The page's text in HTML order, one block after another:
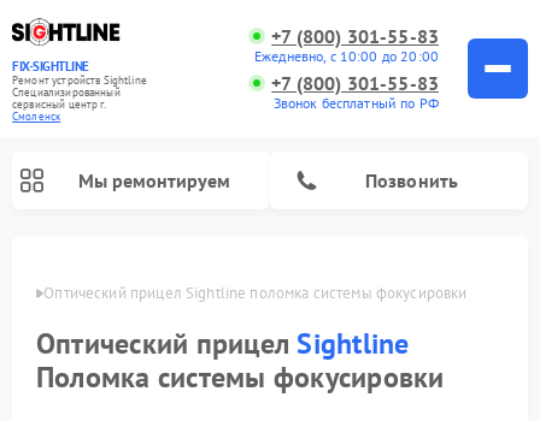
FIX-SIGHTLINE
Ремонт устройств Sightline
Специализированный
cервисный центр г.
Смоленск
+7 (800) 301-55-83
Ежедневно, с 10:00 до 20:00
+7 (800) 301-55-83
Звонок бесплатный по РФ
Мы ремонтируем Позвонить
Оптический прицел Sightline поломка системы фокусировки
Оптический прицелSightline
Поломка системы фокусировки